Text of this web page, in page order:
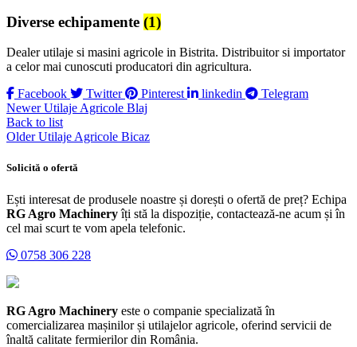
Diverse echipamente (1)
Dealer utilaje si masini agricole in Bistrita. Distribuitor si importator
a celor mai cunoscuti producatori din agricultura.
Facebook
Twitter Pinterest linkedin
Telegram
Newer Utilaje Agricole Blaj
Back to list
Older Utilaje Agricole Bicaz
Solicită o ofertă
Ești interesat de produsele noastre și dorești o ofertă de preț? Echipa
RG Agro Machineryîți stă la dispoziție, contactează-ne acum și în
cel mai scurt te vom apela telefonic.
0758 306 228
RG Agro Machinery este o companie specializată în
comercializarea mașinilor și utilajelor agricole, oferind servicii de
înaltă calitate fermierilor din România.